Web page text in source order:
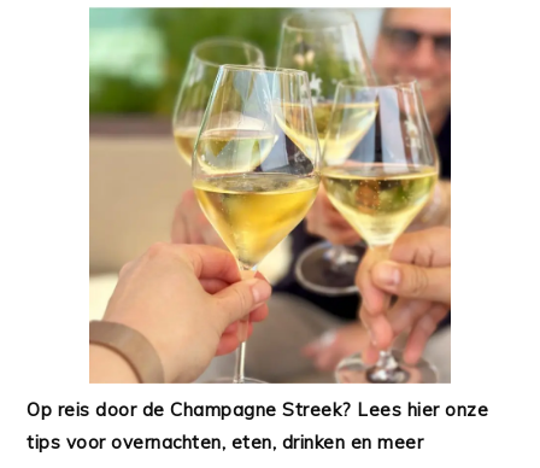
Op reis door de Champagne Streek? Lees hier onze
tips voor overnachten, eten, drinken en meer